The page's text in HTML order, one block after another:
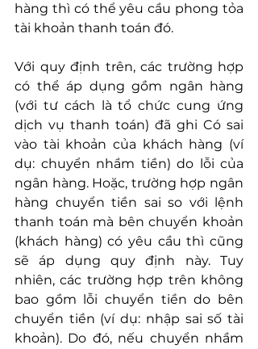
hàng thì có thể yêu cầu phong tỏa
tài khoản thanh toán đó.
Với quy định trên, các trường hợp
có thể áp dụng gồm ngân hàng
(với tư cách là tổ chức cung ứng
dịch vụ thanh toán) đã ghi Có sai
vào tài khoản của khách hàng (ví
dụ: chuyển nhầm tiền) do lỗi của
ngân hàng. Hoặc, trường hợp ngân
hàng chuyển tiền sai so với lệnh
thanh toán mà bên chuyển khoản
(khách hàng) có yêu cầu thì cũng
sẽ áp dụng quy định này. Tuy
nhiên, các trường hợp trên không
bao gồm lỗi chuyển tiền do bên
chuyển tiền (ví dụ: nhập sai số tài
khoản). Do đó, nếu chuyển nhầm